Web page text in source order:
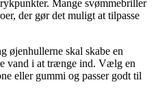
Mange svømmebriller
der gør det muligt at tilpasse
øjenhullerne skal skabe en
vand i at trænge ind. Vælg en
eller gummi og passer godt til